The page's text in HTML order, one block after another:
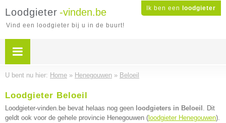
Ik ben een loodgieter
Loodgieter -vinden.be
Vind een loodgieter bij u in de buurt!
U bent nu hier: Home » Henegouwen » Beloeil
Loodgieter Beloeil
Loodgieter-vinden.be bevat helaas nog geen loodgieters in Beloeil . Dit
geldt ook voor de gehele provincie Henegouwen ( loodgieter Henegouwen).